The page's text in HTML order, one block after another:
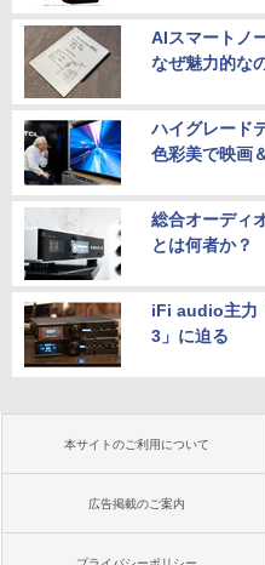
AIスマートノ
なぜ魅力的な
ハイグレード
色彩美で映画
総合オーディ
とは何者か？
iFi audio主力
3」に迫る
本サイトのご利用について
広告掲載のご案内